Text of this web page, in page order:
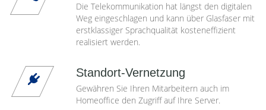
Die Telekommunikation hat längst den digitalen
Weg eingeschlagen und kann über Glasfaser mit
erstklassiger Sprachqualität kosteneffizient
realisiert werden.
Standort-Vernetzung
Gewähren Sie Ihren Mitarbeitern auch im
Homeoffice den Zugriff auf Ihre Server.